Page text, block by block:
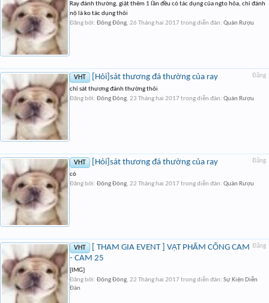
Ray đánh thường, giật thêm 1 lần đều có tác dụng của ngto hỏa, chỉ đánh
nộ là ko tác dụng thôi
Đăng bởi: Đông Đông, 26 Tháng hai 2017 trong diễn đàn: Quán Rượu
Đăng
VHT [Hỏi]sát thương đá thường của ray
chỉ sát thương đánh thường thôi
Đăng bởi: Đông Đông, 23 Tháng hai 2017 trong diễn đàn: Quán Rượu
Đăng
VHT [Hỏi]sát thương đá thường của ray
có
Đăng bởi: Đông Đông, 22 Tháng hai 2017 trong diễn đàn: Quán Rượu
Đăng
VHT
[ THAM GIA EVENT ] VẬT PHẨM CỐNG CAM
- CAM 25
[IMG]
Đăng bởi: Đông Đông, 22 Tháng hai 2017 trong diễn đàn: Sự Kiện Diễn
Đàn